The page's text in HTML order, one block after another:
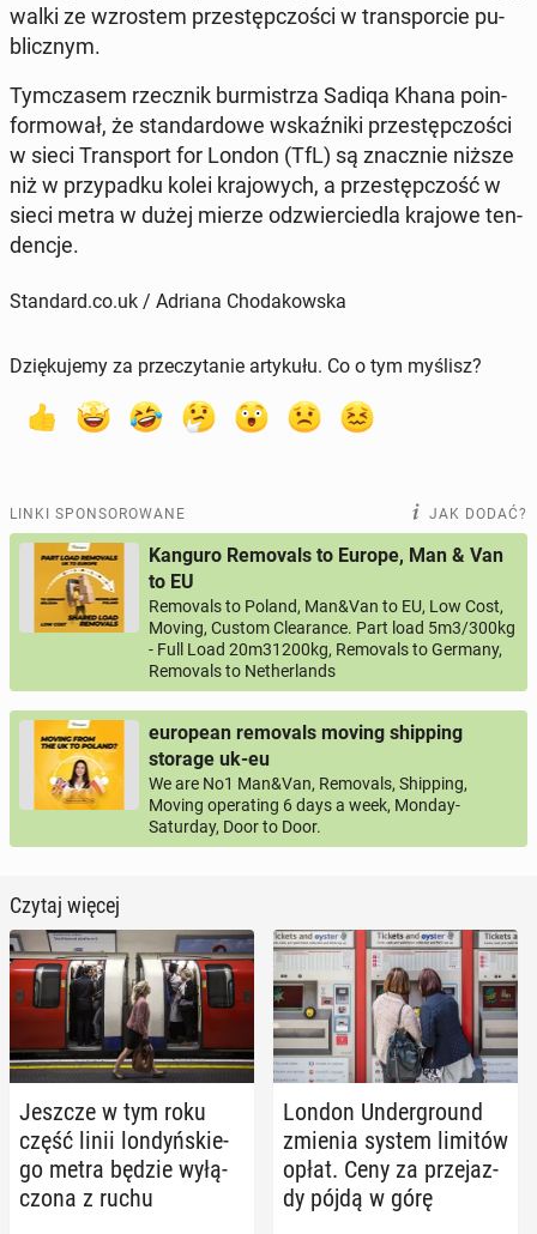
walki ze wzro­stem prze­stęp­czo­ści w trans­por­cie pu­
blicz­nym.
Tym­cza­sem rzecz­nik bur­mi­strza Sadiqa Khana po­in­
for­mo­wał, że stan­dar­do­we wskaź­ni­ki prze­stęp­czo­ści
w sieci Trans­port for London (TfL) są znacz­nie niższe
niż w przy­pad­ku kolei kra­jo­wych, a prze­stęp­czość w
sieci metra w dużej mierze od­zwier­cie­dla krajowe ten­
den­cje.
Standard.co.uk / Adriana Chodakowska
Dziękujemy za przeczytanie artykułu. Co o tym myślisz?
LINKI SPONSOROWANE JAK DODAĆ?
Kanguro Removals to Europe, Man & Van
to EU
Removals to Poland, Man&Van to EU, Low Cost,
Moving, Custom Clearance. Part load 5m3/300kg
- Full Load 20m31200kg, Removals to Germany,
Removals to Netherlands
european removals moving shipping
storage uk-eu
We are No1 Man&Van, Removals, Shipping,
Moving operating 6 days a week, Monday-
Saturday, Door to Door.
Czytaj więcej
Jeszcze w tym roku
część linii lon­dyń­skie­
go metra będzie wy­łą­
czo­na z ruchu
London Un­der­gro­und
zmienia system limitów
opłat. Ceny za prze­jaz­
dy pójdą w górę